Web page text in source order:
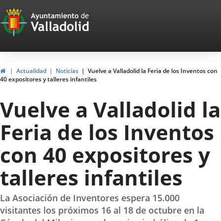
Portal
Web
del
Ayuntamiento
de
Valladolid
HomeActualidad Noticias
Vuelve a Valladolid la Feria de los Inventos con
40 expositores y talleres infantiles
Vuelve a Valladolid la
Feria de los Inventos
con 40 expositores y
talleres infantiles
La Asociación de Inventores espera 15.000
visitantes los próximos 16 al 18 de octubre en la